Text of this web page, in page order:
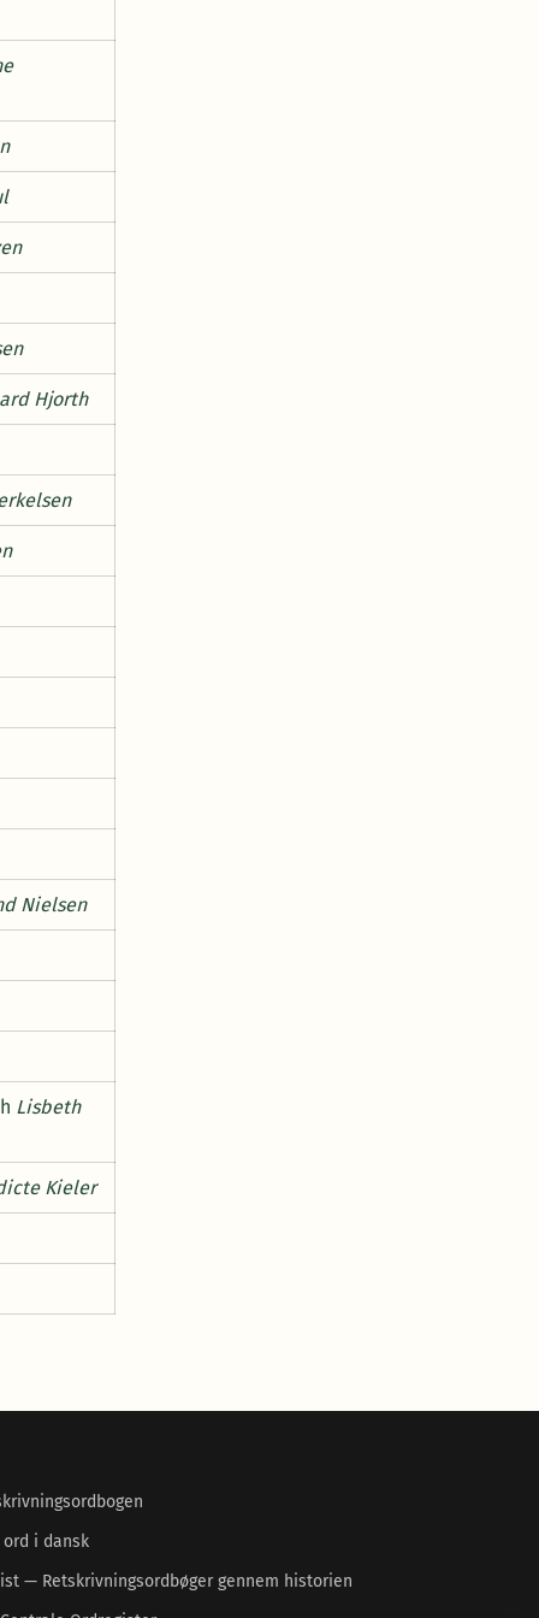
Hjorth
Nielsen
Lisbeth
Kieler
ord i dansk
— Retskrivningsordbøger gennem historien